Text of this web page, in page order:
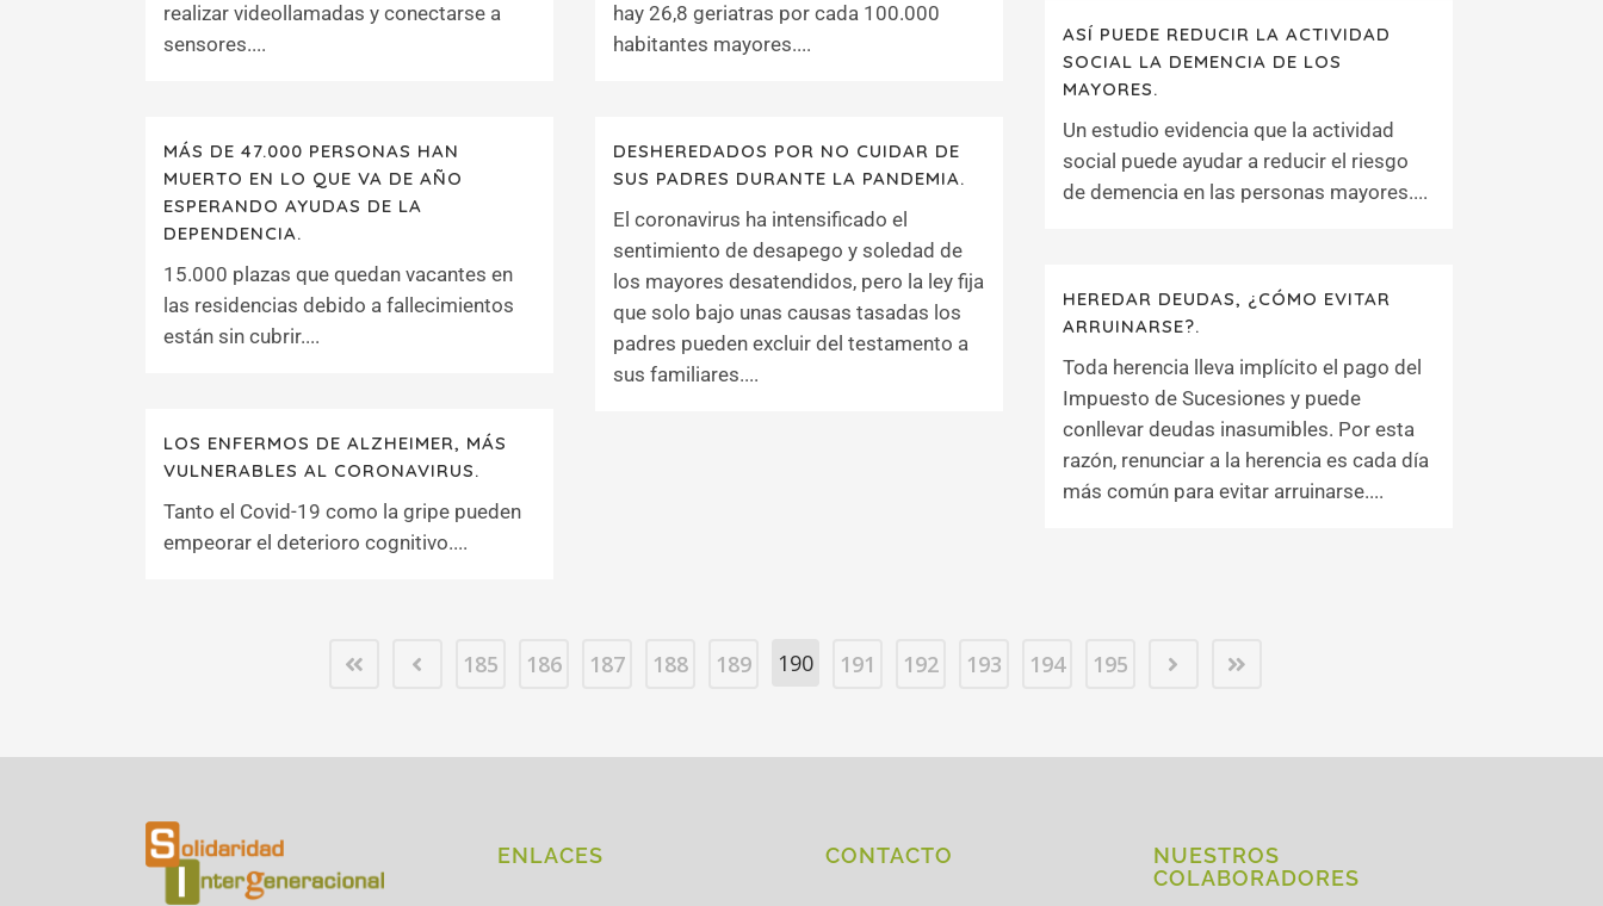
realizar videollamadas y conectarse a
sensores....
hay 26,8 geriatras por cada 100.000
habitantes mayores....
ASÍ PUEDE REDUCIR LA ACTIVIDAD
SOCIAL LA DEMENCIA DE LOS
MAYORES.
Un estudio evidencia que la actividad
social puede ayudar a reducir el riesgo
de demencia en las personas mayores....
MÁS DE 47.000 PERSONAS HAN
MUERTO EN LO QUE VA DE AÑO
ESPERANDO AYUDAS DE LA
DEPENDENCIA.
15.000 plazas que quedan vacantes en
las residencias debido a fallecimientos
están sin cubrir....
DESHEREDADOS POR NO CUIDAR DE
SUS PADRES DURANTE LA PANDEMIA.
El coronavirus ha intensificado el
sentimiento de desapego y soledad de
los mayores desatendidos, pero la ley fija
que solo bajo unas causas tasadas los
padres pueden excluir del testamento a
sus familiares....
HEREDAR DEUDAS, ¿CÓMO EVITAR
ARRUINARSE?.
Toda herencia lleva implícito el pago del
Impuesto de Sucesiones y puede
conllevar deudas inasumibles. Por esta
razón, renunciar a la herencia es cada día
más común para evitar arruinarse....
LOS ENFERMOS DE ALZHEIMER, MÁS
VULNERABLES AL CORONAVIRUS.
Tanto el Covid-19 como la gripe pueden
empeorar el deterioro cognitivo....
185 186 187 188 189 190 191 192 193 194 195
ENLACES CONTACTO
NUESTROS
COLABORADORES